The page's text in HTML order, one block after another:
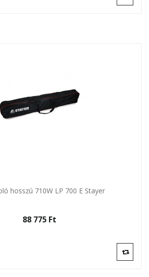
hosszú 710W LP 700 E Stayer
88 775 Ft‎